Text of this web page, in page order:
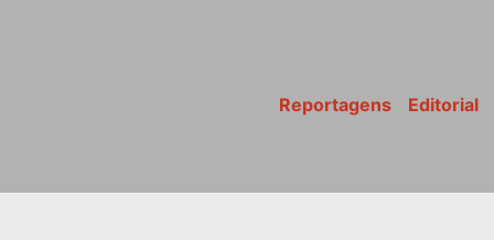
Editorial
Reportagens